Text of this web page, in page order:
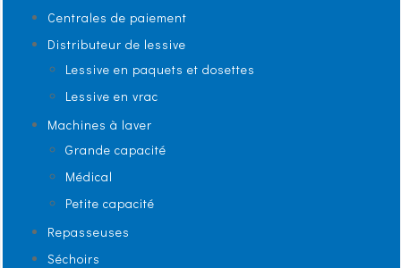
Centrales de paiement
Distributeur de lessive
Lessive en paquets et dosettes
Lessive en vrac
Machines à laver
Grande capacité
Médical
Petite capacité
Repasseuses
Séchoirs